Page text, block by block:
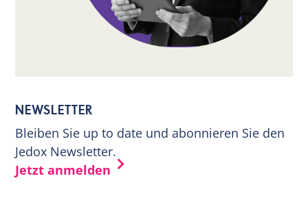
NEWSLETTER
Bleiben Sie up to date und abonnieren Sie den
Jedox Newsletter.
Jetzt anmelden